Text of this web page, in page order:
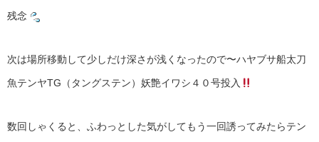
残念
次は場所移動して少しだけ深さが浅くなったので〜ハヤブサ船太刀
魚テンヤTG（タングステン）妖艶イワシ４０号投入
数回しゃくると、ふわっとした気がしてもう一回誘ってみたらテン